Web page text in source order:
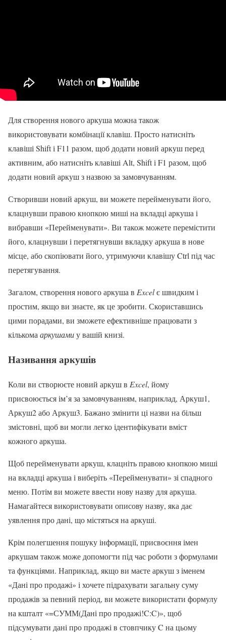
Для створення нового аркуша можна також
використовувати комбінації клавіш. Просто натисніть
клавіші Shift і F11 разом, щоб додати новий аркуш перед
активним, або натисніть клавіші Alt, Shift і F1 разом, щоб
додати новий аркуш з назвою за замовчуванням.
Створивши новий аркуш, ви можете перейменувати його,
клацнувши правою кнопкою миші на вкладці аркуша і
вибравши «Перейменувати». Ви також можете перемістити
його, клацнувши і перетягнувши вкладку аркуша в нове
місце, або скопіювати його, утримуючи клавішу Ctrl під час
перетягування.
Загалом, створення нового аркуша в Excelє швидким і
простим, якщо ви знаєте, як це зробити. Скориставшись
цими порадами, ви зможете ефективніше працювати з
кількомааркушамиу вашій книзі.
Називання аркушів
Коли ви створюєте новий аркуш в Excel, йому
присвоюється ім’я за замовчуванням, наприклад, Аркуш1,
Аркуш2 або Аркуш3. Бажано змінити ці назви на більш
змістовні, щоб ви могли легко ідентифікувати вміст
кожного аркуша.
Щоб перейменувати аркуш, клацніть правою кнопкою миші
на вкладці аркуша і виберіть «Перейменувати» зі спадного
меню. Потім ви можете ввести нову назву для аркуша.
Намагайтеся використовувати описову назву, яка дає
уявлення про дані, що містяться на аркуші.
Крім полегшення пошуку інформації, присвоєння імен
аркушам також може допомогти під час роботи з формулами
та функціями. Наприклад, якщо ви маєте аркуш з іменем
«Дані про продажі» і хочете підрахувати загальну суму
продажів за певний період, ви можете використати формулу
на кшталт «=СУММ(Дані про продажі!C:C)», щоб
підсумувати дані про продажі в стовпчику C на цьому